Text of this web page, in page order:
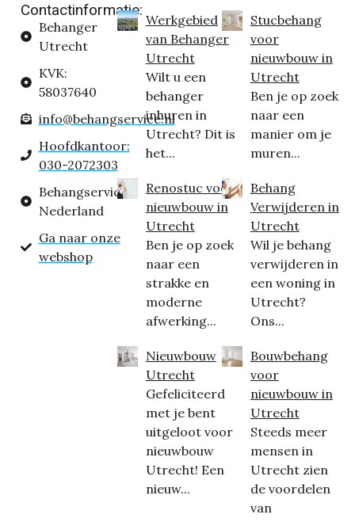
Contactinformatie:
Behanger
Utrecht
KVK:
58037640
info@behangservice.nl
Hoofdkantoor:
030-2072303
Behangservice
Nederland
Ga naar onze
webshop
Werkgebied
van Behanger
Utrecht
Wilt u een
behanger
inhuren in
Utrecht? Dit is
het...
Renostuc voor
nieuwbouw in
Utrecht
Ben je op zoek
naar een
strakke en
moderne
afwerking...
Nieuwbouw
Utrecht
Gefeliciteerd
met je bent
uitgeloot voor
nieuwbouw
Utrecht! Een
nieuw...
Stucbehang
voor
nieuwbouw in
Utrecht
Ben je op zoek
naar een
manier om je
muren...
Behang
Verwijderen in
Utrecht
Wil je behang
verwijderen in
een woning in
Utrecht?
Ons...
Bouwbehang
voor
nieuwbouw in
Utrecht
Steeds meer
mensen in
Utrecht zien
de voordelen
van